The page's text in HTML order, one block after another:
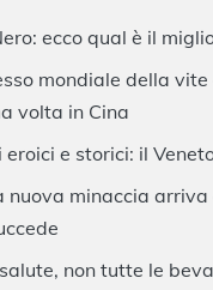
ecco qual è il
mondiale della
volta in Cina
e storici: il
nuova minaccia arriva
non tutte le